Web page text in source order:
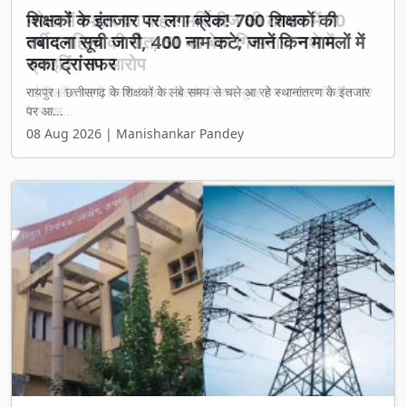
शिक्षकों के इंतजार पर लगा ब्रेक! 700 शिक्षकों की
तबादला सूची जारी, 400 नाम कटे; जानें किन मामलों में
रुका ट्रांसफर
रायपुर। छत्तीसगढ़ के शिक्षकों के लंबे समय से चले आ रहे स्थानांतरण के इंतजार
पर आ...
08 Aug 2026 | Manishankar Pandey